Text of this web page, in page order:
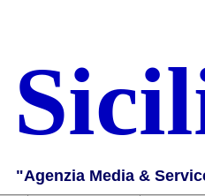
"Agenzia Media &